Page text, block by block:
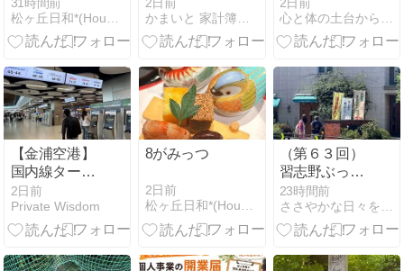
31時間前
2日前
って、新しい
扉へ｜手放し
新しい流れ
2日前
【金浦空港】
国内線ターミ
ナル乗り継ぎ
実践編。2階
チェックイ
発、金海空港
2日前
Private Wisdom
8がみっつ
2日前
（第６３回）
習志野ぶっく
さろん 開催
23時間前